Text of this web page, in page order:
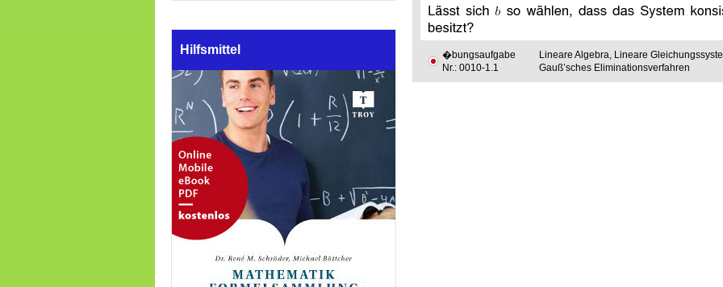
Hilfsmittel
�bungsaufgabe
Nr.: 0010-1.1
Lineare Algebra, Lineare
Gauß’sches Eliminationsverfahren